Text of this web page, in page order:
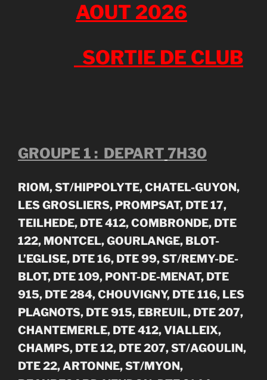
AOUT 2026
SORTIE DE CLUB
GROUPE 1 : DEPART 7H30
RIOM, ST/HIPPOLYTE, CHATEL-GUYON,
LES GROSLIERS, PROMPSAT, DTE 17,
TEILHEDE, DTE 412, COMBRONDE, DTE
122, MONTCEL, GOURLANGE, BLOT-
L’EGLISE, DTE 16, DTE 99, ST/REMY-DE-
BLOT, DTE 109, PONT-DE-MENAT, DTE
915, DTE 284, CHOUVIGNY, DTE 116, LES
PLAGNOTS, DTE 915, EBREUIL, DTE 207,
CHANTEMERLE, DTE 412, VIALLEIX,
CHAMPS, DTE 12, DTE 207, ST/AGOULIN,
DTE 22, ARTONNE, ST/MYON,